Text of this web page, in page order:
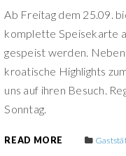
Ab Freitag dem 25.09.
komplette Speisekarte
gespeist werden.
kroatische Highlights
uns auf ihren Besuch.
Sonntag.
READ MORE